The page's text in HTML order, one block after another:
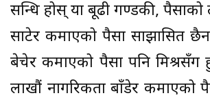
सन्धि होस् या बूढी गण्डकी, पैसाको
साटेर कमाएको पैसा साझासित छैन
बेचेर कमाएको पैसा पनि मिश्रसँग
लाखौं नागरिकता बाँडेर कमाएको